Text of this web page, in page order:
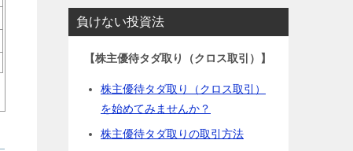
負けない投資法
【株主優待タダ取り（クロス取引）】
株主優待タダ取り（クロス取引）
を始めてみませんか？
株主優待タダ取りの取引方法